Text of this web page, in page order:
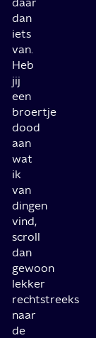
dan
iets
van.
Heb
jij
een
broertje
dood
aan
wat
ik
van
dingen
vind,
scroll
dan
gewoon
lekker
rechtstreeks
naar
de